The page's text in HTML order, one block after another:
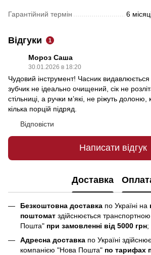
Гарантійний термін 6
Відгуки 1
Мороз Саша
30.01.2026 в 18:20
Чудовий інструмент! Часник видавлюється
зубчик не ідеально очищений, сік не
стільниці, а ручки м’які, не ріжуть
кілька порцій підряд.
Відповісти
Написати відгук
Доставка
Безкоштовна доставка по Україні на
поштомат здійснюється
Пошта" при замовленні від 5000 грн;
Адресна доставка по Україні
компанією "Нова Пошта" по тарифах